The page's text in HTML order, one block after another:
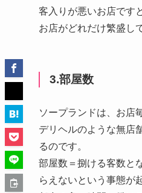
客入りが悪いお店です
お店がどれだけ繁盛し
3.部屋数
ソープランドは、お店
デリヘルのような無店
るのです。
部屋数＝捌ける客数と
らえないという事態が